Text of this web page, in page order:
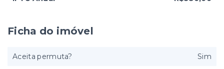
Ficha do imóvel
Aceita permuta? Sim